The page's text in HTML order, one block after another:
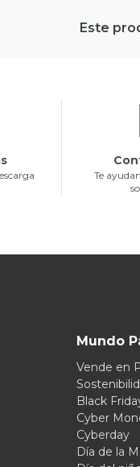
Este
Te
Mundo
Vende en
Black
Cyber
Cyberday
Día de la